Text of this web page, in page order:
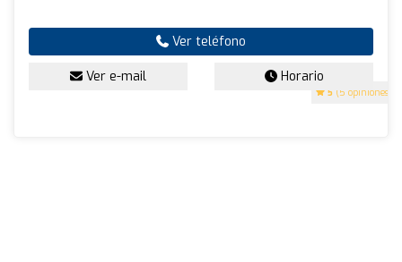
5 (5 opiniones)
Ver teléfono
Ver e-mail Horario